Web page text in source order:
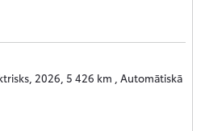
2026, 5 426 km , Automātiskā